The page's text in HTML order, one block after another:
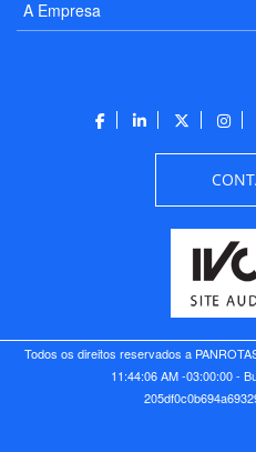
A Empresa
Todos os direitos reservados a
11:44:06 AM -03:00:00 -